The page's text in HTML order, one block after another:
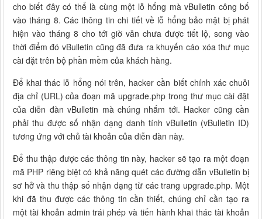
cho biết đây có thể là cùng một lỗ hổng mà vBulletin công bố
vào tháng 8. Các thông tin chi tiết về lỗ hổng bảo mật bị phát
hiện vào tháng 8 cho tới giờ vẫn chưa được tiết lộ, song vào
thời điểm đó vBulletin cũng đã đưa ra khuyến cáo xóa thư mục
cài đặt trên bộ phần mềm của khách hàng.
Để khai thác lỗ hổng nói trên, hacker cần biết chính xác chuỗi
địa chỉ (URL) của đoạn mã upgrade.php trong thư mục cài đặt
của diễn đàn vBulletin mà chúng nhắm tới. Hacker cũng cần
phải thu được số nhận dạng danh tính vBulletin (vBulletin ID)
tương ứng với chủ tài khoản của diễn đàn này.
Để thu thập được các thông tin này, hacker sẽ tạo ra một đoạn
mã PHP riêng biệt có khả năng quét các đường dẫn vBulletin bị
sơ hở và thu thập số nhận dạng từ các trang upgrade.php. Một
khi đã thu được các thông tin cần thiết, chúng chỉ cần tạo ra
một tài khoản admin trái phép và tiến hành khai thác tài khoản